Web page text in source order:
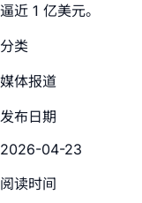
逼近 1 亿美元。
分类
媒体报道
发布日期
2026-04-23
阅读时间